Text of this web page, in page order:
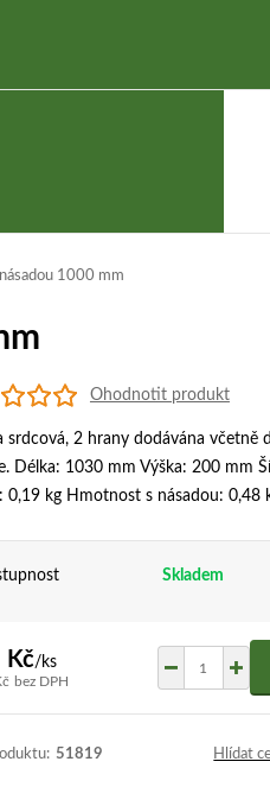
1000 mm
Ohodnotit produkt
srdcová, 2 hrany dodávána včetně
Délka: 1030 mm Výška: 200 mm
0,19 kg Hmotnost s násadou: 0,48
Skladem
Kč/ks
bez DPH
51819 Hlídat